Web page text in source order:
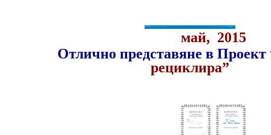
май, 2015
Отлично представяне в Проект
рециклира”